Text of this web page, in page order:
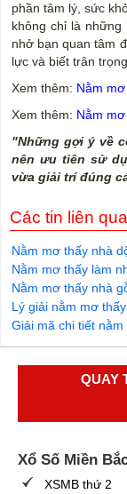
phần tâm lý, sức
không chỉ là
nhở bạn quan tâm
lực và biết trân
Xem thêm: Nằm
Xem thêm: Nằm
"Những gợi ý về
nên ưu tiên sử
vừa giải trí đúng
Các tin liên
Nằm mơ thấy nhà
Nằm mơ thấy làm
Nằm mơ thấy nhà
Lý giải nằm mơ
Giải mã chi tiết
QUAY
Xổ Số Miền
XSMB thứ 2